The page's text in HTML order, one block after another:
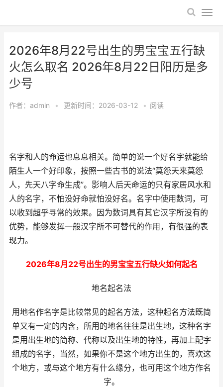
2026年8月22号出生的男宝宝五行缺
火怎么取名 2026年8月22日阳历是多
少号
作者： admin • 更新时间：2026-03-12 • 阅读
名字和人的命运也息息相关。简单的说一个好名字就能给
陌生人一个好印象，按照一些古书的说法“莫怨天来莫怨
人，先天八字命生成”。影响人后天命运的只有家居风水和
人的名字，不怕没好命就怕没好名。名字中使用数词，可
以收到超乎寻常的效果。因为数词具有其它汉字所没有的
优势，能够发挥一般汉字所不可替代的作用，有很强的表
现力。
2026年8月22号出生的男宝宝五行缺火如何起名
地名起名法
用地名作名字是比较常见的起名方法，这种起名方法既简
单又有一定的内含，所用的地名往往是出生地，这种名字
是用出生地的简称、代称以及出生地的特性，再加上配字
组成的名字，当然，如果你不是这个地方出生的，喜欢这
个地方，或与这个地方有什么缘分，也可用这个地方作名
字。